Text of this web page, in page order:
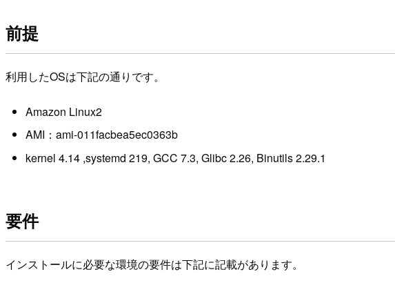
前提
利用したOSは下記の通りです。
Amazon Linux2
AMI：ami-011facbea5ec0363b
kernel 4.14 ,systemd 219, GCC 7.3, Glibc 2.26, Binutils 2.29.1
要件
インストールに必要な環境の要件は下記に記載があります。